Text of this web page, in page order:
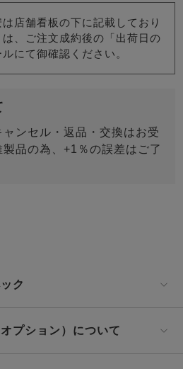
店舗看板の下に記載しており
は、ご注文成約後の「出荷日の
にて御確認ください。
ンセル・返品・交換はお受
品の為、+1％の誤差はご了
ク
プション）について